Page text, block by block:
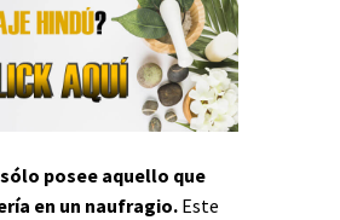
posee aquello que
en un naufragio.Este